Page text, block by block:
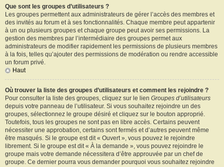
Que sont les groupes d’utilisateurs ?
Les groupes permettent aux administrateurs de gérer l’accès des membres et
des invités au forum et à ses fonctionnalités. Chaque membre peut appartenir
à un ou plusieurs groupes et chaque groupe peut avoir ses permissions. La
gestion des membres par l’intermédiaire des groupes permet aux
administrateurs de modifier rapidement les permissions de plusieurs membres
à la fois, telles qu’ajouter des permissions de modération ou rendre accessible
un forum privé.
Haut
Où trouver la liste des groupes d’utilisateurs et comment les rejoindre ?
Pour consulter la liste des groupes, cliquez sur le lien Groupes d’utilisateurs
depuis votre panneau de l’utilisateur. Si vous souhaitez rejoindre un des
groupes, sélectionnez le groupe désiré et cliquez sur le bouton approprié.
Toutefois, tous les groupes ne sont pas en libre accès. Certains peuvent
nécessiter une approbation, certains sont fermés et d’autres peuvent même
être masqués. Si le groupe est dit « Ouvert », vous pouvez le rejoindre
librement. Si le groupe est dit « À la demande », vous pouvez rejoindre le
groupe mais votre demande nécessitera d’être approuvée par un chef de
groupe. Ce dernier pourra vous demander pourquoi vous souhaitez rejoindre